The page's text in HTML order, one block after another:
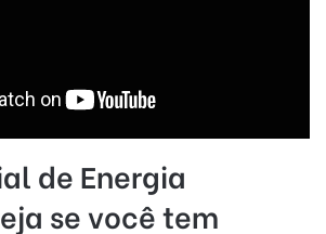
de Energia
se você tem